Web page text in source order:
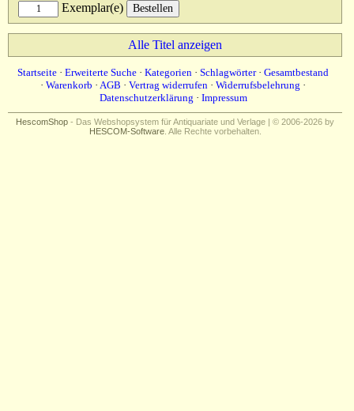
Exemplar(e)
Alle Titel anzeigen
Startseite · Erweiterte Suche · Kategorien · Schlagwörter· Gesamtbestand
· Warenkorb · AGB · Vertrag widerrufen · Widerrufsbelehrung ·
Datenschutzerklärung · Impressum
HescomShop - Das Webshopsystem für Antiquariate und Verlage | © 2006-2026 by
HESCOM-Software. Alle Rechte vorbehalten.